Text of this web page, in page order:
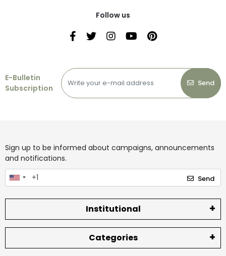
Follow us
E-Bulletin
Subscription
Send
Sign up to be informed about campaigns, announcements
and notifications.
Send
Institutional
Categories